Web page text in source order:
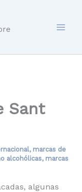
Sant
, marcas de
alcohólicas, marcas
algunas